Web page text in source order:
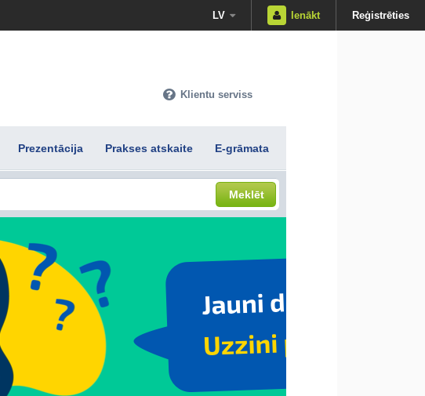
LV Ienākt Reģistrēties
Klientu serviss
Prezentācija Prakses atskaite E-grāmata
Meklēt